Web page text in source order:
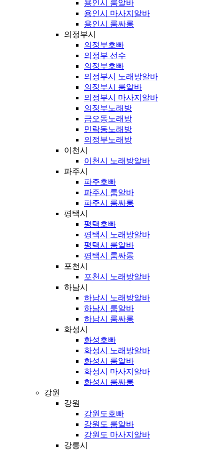
용인시 룸알바
용인시 마사지알바
용인시 룸싸롱
의정부시
의정부호빠
의정부 선수
의정부호빠
의정부시 노래방알바
의정부시 룸알바
의정부시 마사지알바
의정부노래방
금오동노래방
민락동노래방
의정부노래방
이천시
이천시 노래방알바
파주시
파주호빠
파주시 룸알바
파주시 룸싸롱
평택시
평택호빠
평택시 노래방알바
평택시 룸알바
평택시 룸싸롱
포천시
포천시 노래방알바
하남시
하남시 노래방알바
하남시 룸알바
하남시 룸싸롱
화성시
화성호빠
화성시 노래방알바
화성시 룸알바
화성시 마사지알바
화성시 룸싸롱
강원
강원
강원도호빠
강원도 룸알바
강원도 마사지알바
강릉시